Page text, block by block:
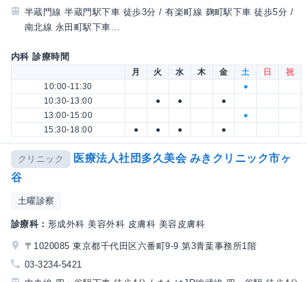
半蔵門線 半蔵門駅下車 徒歩3分 / 有楽町線 麹町駅下車 徒歩5分 /
南北線 永田町駅下車...
内科 診療時間
月 火 水 木 金 土 日
祝
10:00-11:30
●
10:30-13:00
● ●
●
13:00-15:00
●
15:30-18:00
● ● ● ●
クリニック
医療法人社団多久美会 みきクリニック市ヶ
谷
土曜診察
診療科： 形成外科 美容外科 皮膚科 美容皮膚科
〒1020085 東京都千代田区六番町9-9 第3青葉事務所1階
03-3234-5421